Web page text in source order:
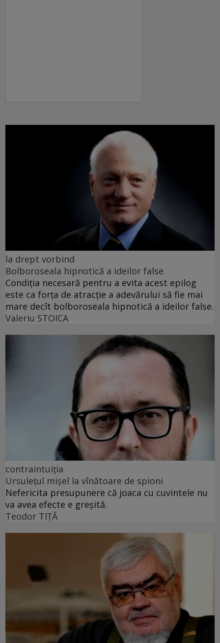
la drept vorbind
Bolboroseala hipnotică a ideilor false
Condiția necesară pentru a evita acest epilog
este ca forța de atracție a adevărului să fie mai
mare decît bolboroseala hipnotică a ideilor false.
Valeriu STOICA
contraintuiția
Ursulețul mișel la vînătoare de spioni
Nefericita presupunere că joaca cu cuvintele nu
va avea efecte e greșită.
Teodor TIŢĂ